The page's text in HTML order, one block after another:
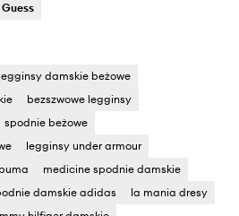
legginsy damskie beżowe
bezszwowe legginsy
spodnie beżowe
legginsy under armour
medicine spodnie damskie
damskie adidas
la mania dresy